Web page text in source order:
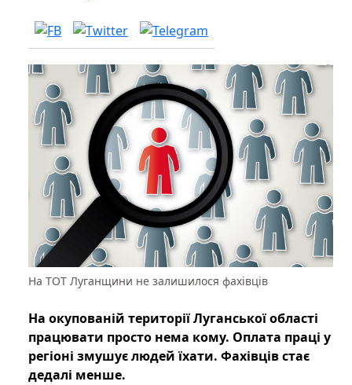
На ТОТ Луганщини не залишилося фахівців
На окупованій території Луганської області
працювати просто нема кому. Оплата праці у
регіоні змушує людей їхати. Фахівців стає
дедалі менше.